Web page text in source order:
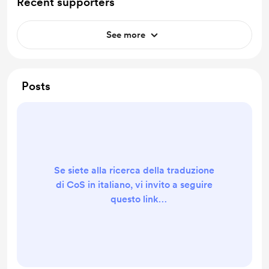
See more
Posts
Se siete alla ricerca della traduzione
di CoS in italiano, vi invito a seguire
questo link